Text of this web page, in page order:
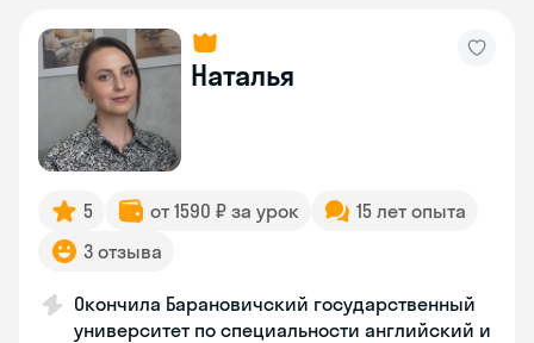
Наталья
5 от 1590 ₽ за урок
15 лет опыта
3 отзыва
Окончила Барановичский государственный
университет по специальности английский и